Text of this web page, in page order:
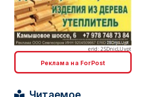
erid: 2SDnjcLUypt
erid: 2SDnjcrDNw6
Реклама на ForPost